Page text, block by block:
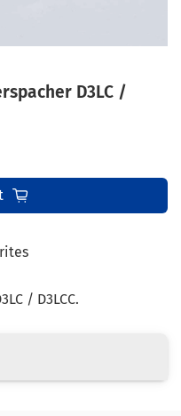
D3LC /
/ D3LCC.